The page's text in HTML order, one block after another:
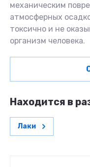
механическим
атмосферных
токсично и не
организм человека.
Находится в
Лаки